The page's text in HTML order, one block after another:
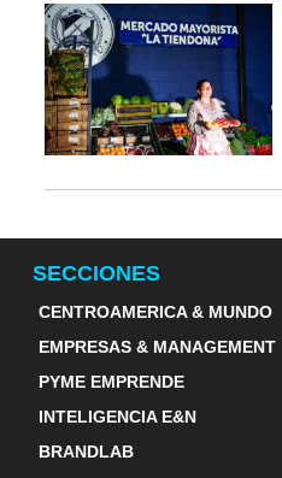
SECCIONES
CENTROAMERICA & MUNDO
EMPRESAS & MANAGEMENT
PYME EMPRENDE
INTELIGENCIA E&N
BRANDLAB